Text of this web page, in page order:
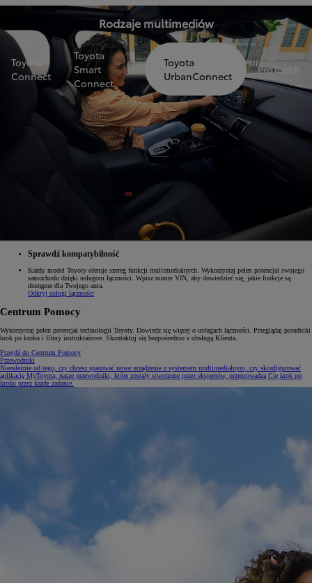
Rodzaje multimediów
Toyota
Connect
Toyota
Smart
Connect
Toyota
UrbanConnect
ProTouch
Sprawdź kompatybilność
Każdy model Toyoty oferuje szereg funkcji multimedialnych. Wykorzystaj pełen potencjał swojego
samochodu dzięki usługom łączności. Wpisz numer VIN, aby dowiedzieć się, jakie funkcje są
dostępne dla Twojego auta.
Odkryj usługi łączności
Centrum Pomocy
Wykorzystaj pełen potencjał technologii Toyoty. Dowiedz się więcej o usługach łączności. Przeglądaj poradniki
krok po kroku i filmy instruktażowe. Skontaktuj się bezpośrednio z obsługą Klienta.
Przejdź do Centrum Pomocy
Przewodniki
Niezależnie od tego, czy chcesz sparować nowe urządzenie z systemem multimedialnym, czy skonfigurować
aplikację MyToyota, nasze przewodniki, które zostały stworzone przez ekspertów, przeprowadzą Cię krok po
kroku przez każde zadanie.